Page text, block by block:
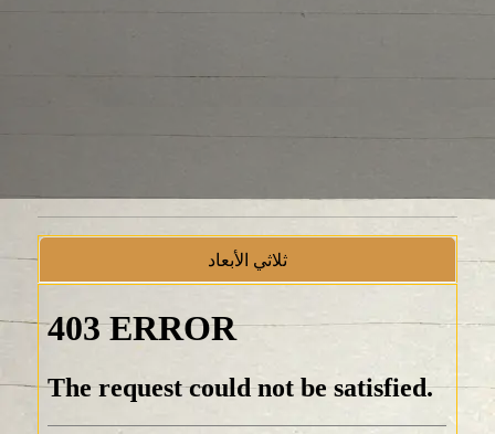
ثلاثي الأبعاد